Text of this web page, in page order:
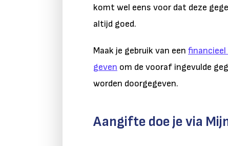
komt wel eens voor dat deze
altijd goed.
Maak je gebruik van een financieel
geven om de vooraf ingevulde
worden doorgegeven.
Aangifte doe je via